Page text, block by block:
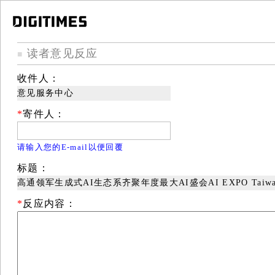
■ 读者意见反应
收件人：
意见服务中心
*寄件人：
请输入您的E-mail以便回覆
标题：
高通领军生成式AI生态系齐聚年度最大AI盛会AI EXPO
* 反应内容：